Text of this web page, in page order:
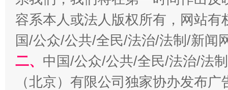
容系本人或法人版权所有，网站
国/公众/公共/全民/法治/法制/新闻
二、 中国/公众/公共/全民/法治/法
（北京）有限公司独家协办发布